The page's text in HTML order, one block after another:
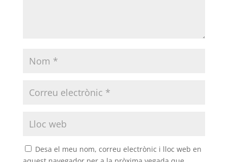
Desa el meu nom, correu electrònic i lloc web en